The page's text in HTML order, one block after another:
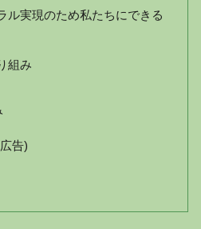
ル実現のため私たちにできる
組み
告)